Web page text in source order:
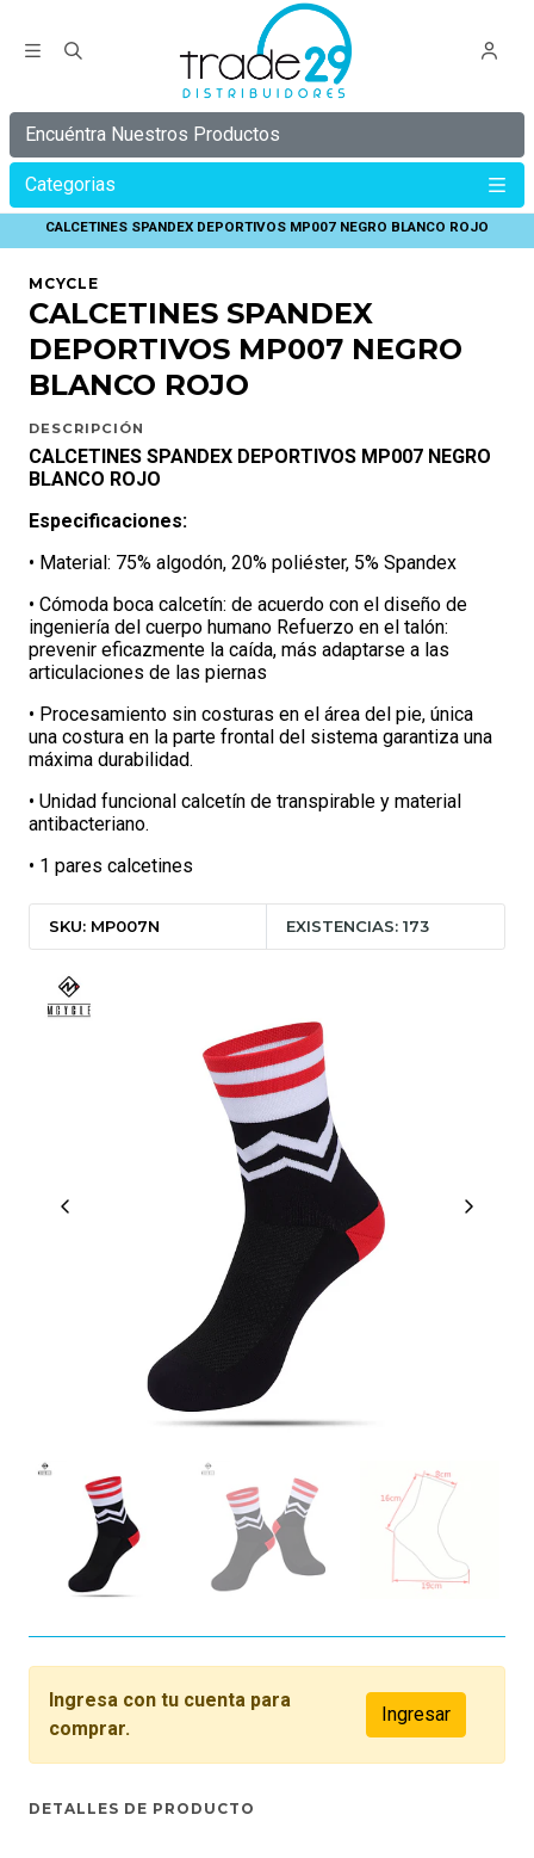
Encuéntra Nuestros Productos
Categorias
CALCETINES SPANDEX DEPORTIVOS MP007 NEGRO BLANCO ROJO
MCYCLE
CALCETINES SPANDEX
DEPORTIVOS MP007 NEGRO
BLANCO ROJO
DESCRIPCIÓN
CALCETINES SPANDEX DEPORTIVOS MP007 NEGRO
BLANCO ROJO
Especificaciones:
• Material: 75% algodón, 20% poliéster, 5% Spandex
• Cómoda boca calcetín: de acuerdo con el diseño de
ingeniería del cuerpo humano Refuerzo en el talón:
prevenir eficazmente la caída, más adaptarse a las
articulaciones de las piernas
• Procesamiento sin costuras en el área del pie, única
una costura en la parte frontal del sistema garantiza una
máxima durabilidad.
• Unidad funcional calcetín de transpirable y material
antibacteriano.
• 1 pares calcetines
SKU: MP007N EXISTENCIAS: 173
Ingresa con tu cuenta para
comprar.
Ingresar
DETALLES DE PRODUCTO